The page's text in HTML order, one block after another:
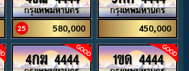
25 580,000 450,000
4กฆ 4444 1ขด 4444